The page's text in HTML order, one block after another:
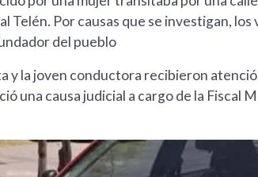
Telén. Por causas que se investigan,
del pueblo
y la joven conductora recibieron
una causa judicial a cargo de la Fiscal